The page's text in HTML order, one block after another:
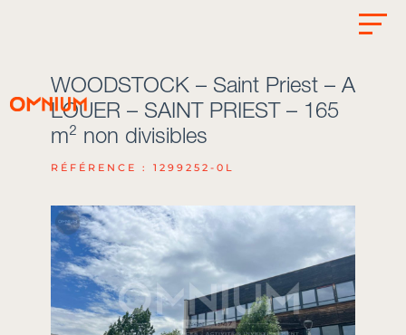
WOODSTOCK – Saint Priest – A
LOUER – SAINT PRIEST – 165
m² non divisibles
RÉFÉRENCE : 1299252-0L